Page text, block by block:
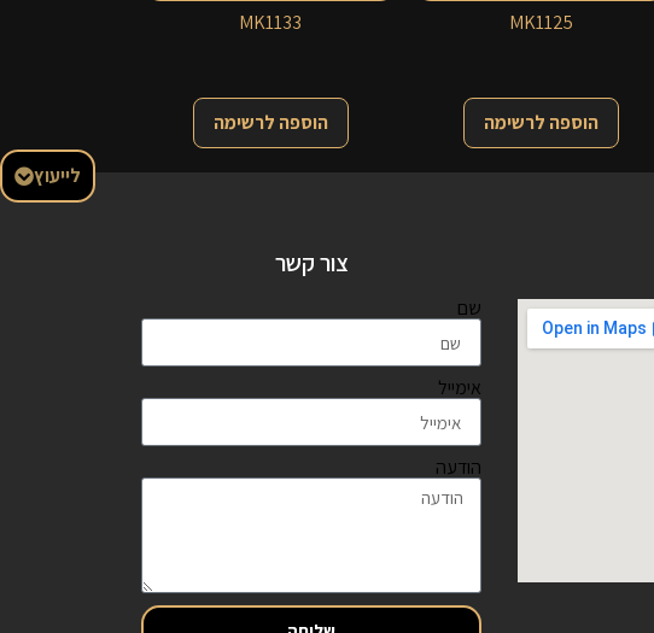
לייעוץ
MK1125
הוספה לרשימה
MK1133
הוספה לרשימה
צור קשר
שם
אימייל
הודעה